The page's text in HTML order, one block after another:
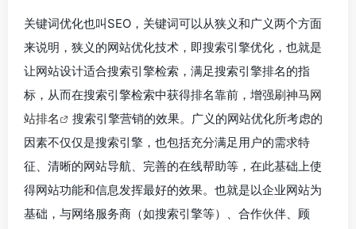
关键词优化也叫SEO，关键词可以从狭义和广义两个方面
来说明，狭义的网站优化技术，即搜索引擎优化，也就是
让网站设计适合搜索引擎检索，满足搜索引擎排名的指
标，从而在搜索引擎检索中获得排名靠前，增强刷神马网
站排名
搜索引擎营销的效果。广义的网站优化所考虑的
因素不仅仅是搜索引擎，也包括充分满足用户的需求特
征、清晰的网站导航、完善的在线帮助等，在此基础上使
得网站功能和信息发挥最好的效果。也就是以企业网站为
基础，与网络服务商（如搜索引擎等）、合作伙伴、顾